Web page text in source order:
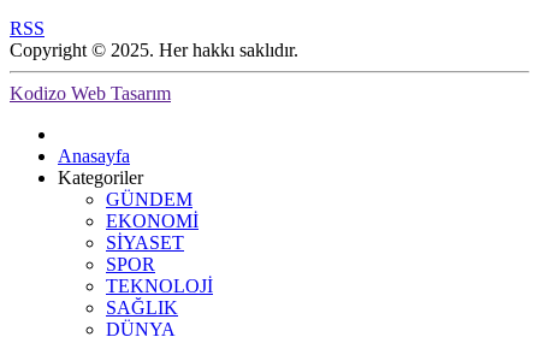
RSS
Copyright © 2025. Her hakkı saklıdır.
Kodizo Web Tasarım
Anasayfa
Kategoriler
GÜNDEM
EKONOMİ
SİYASET
SPOR
TEKNOLOJİ
SAĞLIK
DÜNYA